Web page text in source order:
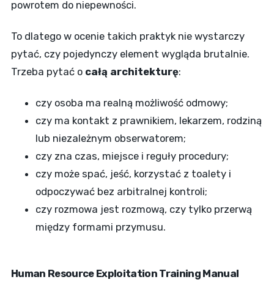
powrotem do niepewności.
To dlatego w ocenie takich praktyk nie wystarczy
pytać, czy pojedynczy element wygląda brutalnie.
Trzeba pytać o całą architekturę:
czy osoba ma realną możliwość odmowy;
czy ma kontakt z prawnikiem, lekarzem, rodziną
lub niezależnym obserwatorem;
czy zna czas, miejsce i reguły procedury;
czy może spać, jeść, korzystać z toalety i
odpoczywać bez arbitralnej kontroli;
czy rozmowa jest rozmową, czy tylko przerwą
między formami przymusu.
Human Resource Exploitation Training Manual